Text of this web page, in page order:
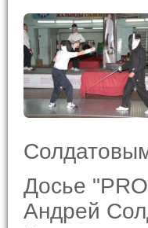
Досье
Андрей